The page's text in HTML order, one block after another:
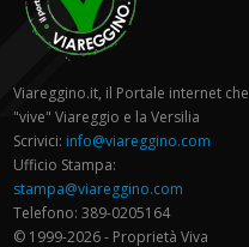
Viareggino.it, il Portale internet che
"vive" Viareggio e la Versilia
Scrivici: info@viareggino.com
Ufficio Stampa:
stampa@viareggino.com
Telefono: 389-0205164
© 1999-2026 - Proprietà Viva